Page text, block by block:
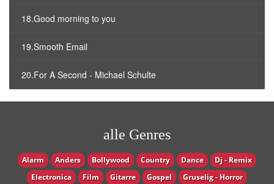
18.Good morning to you
19.Smooth Email
20.For A Second - Michael Schulte
alle Genres
Alarm Anders Bollywood Country Dance
Dj - Remix
Electronica
Film Gitarre Gospel Gruselig - Horror